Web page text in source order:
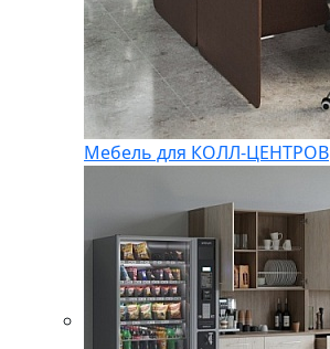
Мебель для КОЛЛ-ЦЕНТРОВ